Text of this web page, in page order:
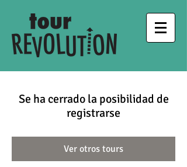
Se ha cerrado la posibilidad de
registrarse
Ver otros tours